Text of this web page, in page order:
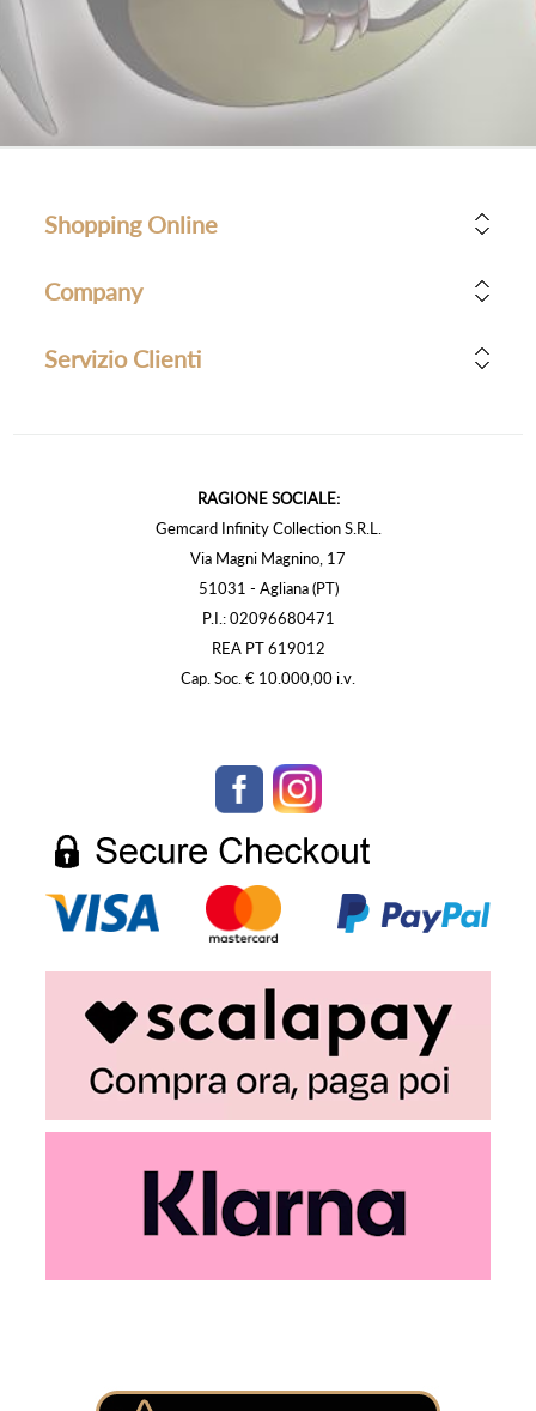
Shopping Online
Company
Servizio Clienti
RAGIONE SOCIALE:
Gemcard Infinity Collection S.R.L.
Via Magni Magnino, 17
51031 - Agliana (PT)
P.I.: 02096680471
REA PT 619012
Cap. Soc. € 10.000,00 i.v.